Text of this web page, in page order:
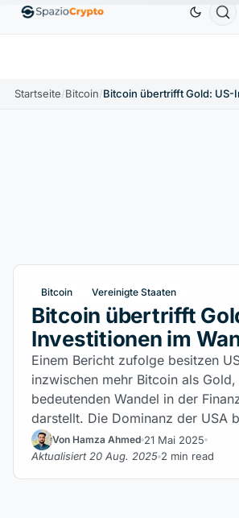
EthereumETH1.880,58 $ Tether USDT
Startseite/Bitcoin/
Bitcoin Vereinigte Staaten
Bitcoin übertrifft
Investitionen im
Einem Bericht zufolge besitzen
inzwischen mehr Bitcoin als
bedeutenden Wandel in der
darstellt. Die Dominanz der USA
Kryptowährungen wächst dank
politischer Rahmenbedingungen
institutioneller Akzeptanz.
Von Hamza Ahmed 21 Mai 2025
Aktualisiert 20 Aug. 2025 2 min read